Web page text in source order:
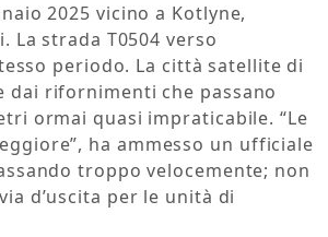
2025 vicino a Kotlyne,
strada T0504 verso
periodo. La città satellite di
dai rifornimenti che passano
ormai quasi impraticabile. “Le
ha ammesso un ufficiale
troppo velocemente; non
d’uscita per le unità di